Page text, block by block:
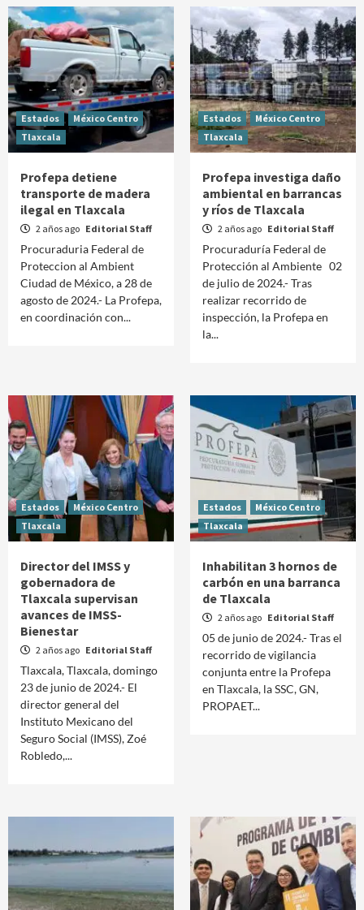
Estados
México Centro
Tlaxcala
Profepa detiene
transporte de madera
ilegal en Tlaxcala
2 años ago Editorial Staff
Procuraduria Federal de
Proteccion al Ambient
Ciudad de México, a 28 de
agosto de 2024.- La Profepa,
en coordinación con...
Estados
México Centro
Tlaxcala
Profepa investiga daño
ambiental en barrancas
y ríos de Tlaxcala
2 años ago Editorial Staff
Procuraduría Federal de
Protección al Ambiente 02
de julio de 2024.- Tras
realizar recorrido de
inspección, la Profepa en
la...
Estados
México Centro
Tlaxcala
Director del IMSS y
gobernadora de
Tlaxcala supervisan
avances de IMSS-
Bienestar
2 años ago Editorial Staff
Tlaxcala, Tlaxcala, domingo
23 de junio de 2024.- El
director general del
Instituto Mexicano del
Seguro Social (IMSS), Zoé
Robledo,...
Estados
México Centro
Tlaxcala
Inhabilitan 3 hornos de
carbón en una barranca
de Tlaxcala
2 años ago Editorial Staff
05 de junio de 2024.- Tras el
recorrido de vigilancia
conjunta entre la Profepa
en Tlaxcala, la SSC, GN,
PROPAET...